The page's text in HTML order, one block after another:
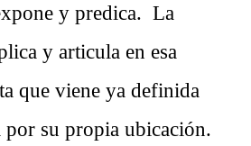
y predica. La
y articula en esa
que viene ya definida
por su propia ubicación.